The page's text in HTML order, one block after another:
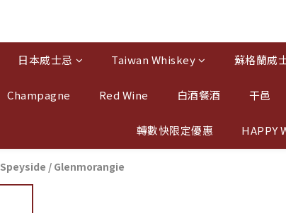
日本威士忌 Taiwan Whiskey 蘇格蘭威
Champagne Red Wine 白酒餐酒 干邑
轉數快限定優惠 HAPPY
Speyside / Glenmorangie